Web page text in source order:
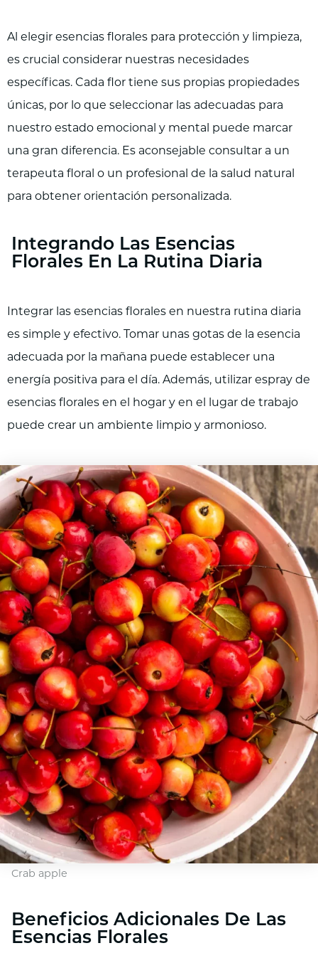
Al elegir esencias florales para protección y limpieza,
es crucial considerar nuestras necesidades
específicas. Cada flor tiene sus propias propiedades
únicas, por lo que seleccionar las adecuadas para
nuestro estado emocional y mental puede marcar
una gran diferencia. Es aconsejable consultar a un
terapeuta floral o un profesional de la salud natural
para obtener orientación personalizada.
Integrando Las Esencias
Florales En La Rutina Diaria
Integrar las esencias florales en nuestra rutina diaria
es simple y efectivo. Tomar unas gotas de la esencia
adecuada por la mañana puede establecer una
energía positiva para el día. Además, utilizar espray de
esencias florales en el hogar y en el lugar de trabajo
puede crear un ambiente limpio y armonioso.
Crab apple
Beneficios Adicionales De Las
Esencias Florales